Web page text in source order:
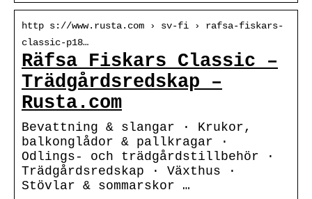
http s://www.rusta.com › sv-fi › rafsa-fiskars-
classic-p18…
Räfsa Fiskars Classic –
Trädgårdsredskap –
Rusta.com
Bevattning & slangar · Krukor,
balkonglådor & pallkragar ·
Odlings- och trädgårdstillbehör ·
Trädgårdsredskap · Växthus ·
Stövlar & sommarskor …